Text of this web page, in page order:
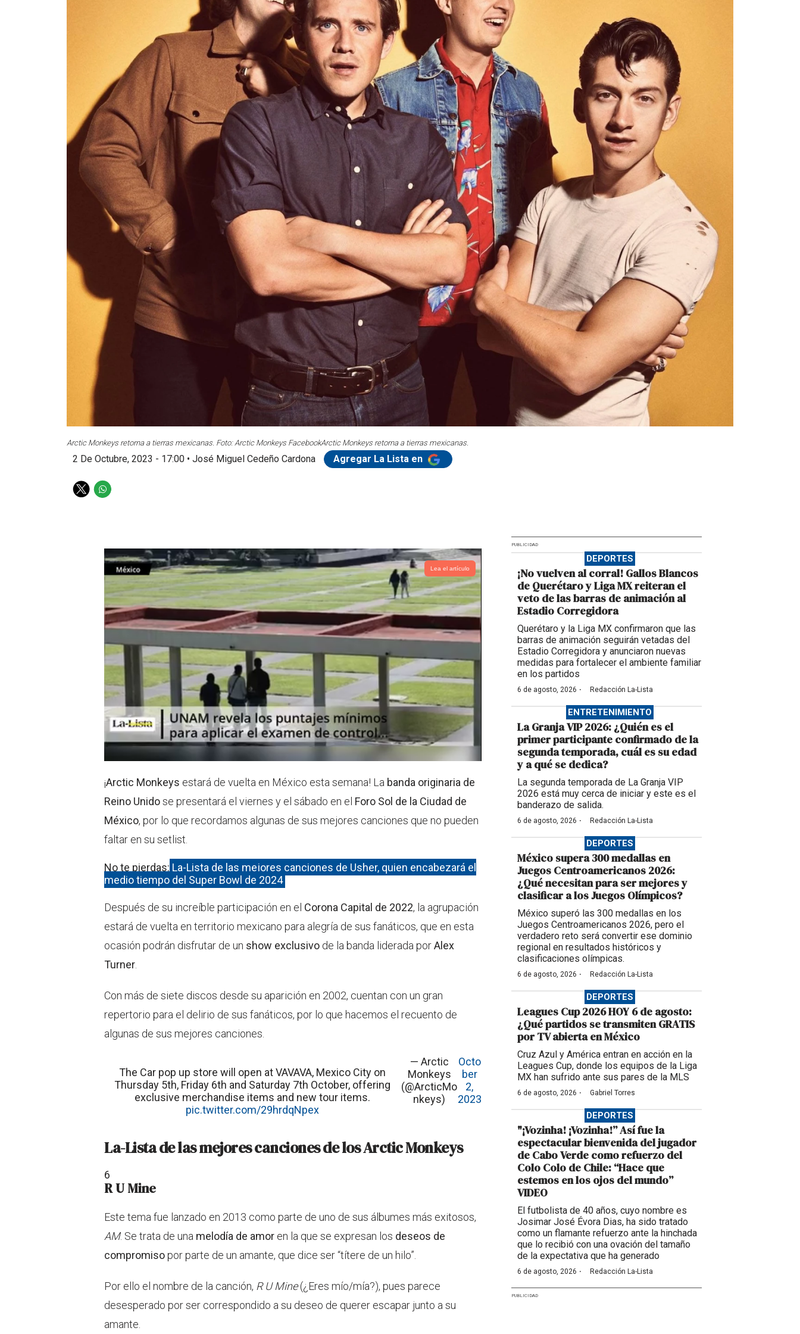
Arctic Monkeys retorna a tierras mexicanas. Foto: Arctic Monkeys FacebookArctic Monkeys retorna a tierras mexicanas.
2 De Octubre, 2023 - 17:00 • José Miguel Cedeño Cardona Agregar La Lista en
T
W
a
p
Lea el artículo
¡Arctic Monkeys estará de vuelta en México esta semana! La banda originaria de
Reino Unidose presentará el viernes y el sábado en el Foro Sol de la Ciudad de
México, por lo que recordamos algunas de sus mejores canciones que no pueden
faltar en su setlist.
No te pierdas: La-Lista de las mejores canciones de Usher, quien encabezará el
medio tiempo del Super Bowl de 2024
Después de su increíble participación en el Corona Capital de 2022, la agrupación
estará de vuelta en territorio mexicano para alegría de sus fanáticos, que en esta
ocasión podrán disfrutar de un show exclusivo de la banda liderada porAlex
Turner
Con más de siete discos desde su aparición en 2002, cuentan con un gran
repertorio para el delirio de sus fanáticos, por lo que hacemos el recuento de
algunas de sus mejores canciones.
The Car pop up store will open at VAVAVA, Mexico City on
Thursday 5th, Friday 6th and Saturday 7th October, offering
exclusive merchandise items and new tour items.
pic.twitter.com/29hrdqNpex
— Arctic
Monkeys
(@ArcticMo
nkeys)
Octo
ber
2,
2023
La-Lista de las mejores canciones de los Arctic Monkeys
6
R U Mine
Este tema fue lanzado en 2013 como parte de uno de sus álbumes más exitosos,
AM. Se trata de una melodía de amor en la que se expresan los deseos de
compromisopor parte de un amante, que dice ser “títere de un hilo”.
Por ello el nombre de la canción, R U Mine(¿Eres mío/mía?), pues parece
desesperado por ser correspondido a su deseo de querer escapar junto a su
amante.
PUBLICIDAD
DEPORTES
¡No vuelven al corral! Gallos Blancos
de Querétaro y Liga MX reiteran el
veto de las barras de animación al
Estadio Corregidora
Querétaro y la Liga MX confirmaron que las
barras de animación seguirán vetadas del
Estadio Corregidora y anunciaron nuevas
medidas para fortalecer el ambiente familiar
en los partidos
6 de agosto, 2026 · Redacción La-Lista
ENTRETENIMIENTO
La Granja VIP 2026: ¿Quién es el
primer participante confirmado de la
segunda temporada, cuál es su edad
y a qué se dedica?
La segunda temporada de La Granja VIP
2026 está muy cerca de iniciar y este es el
banderazo de salida.
6 de agosto, 2026 · Redacción La-Lista
DEPORTES
México supera 300 medallas en
Juegos Centroamericanos 2026:
¿Qué necesitan para ser mejores y
clasificar a los Juegos Olímpicos?
México superó las 300 medallas en los
Juegos Centroamericanos 2026, pero el
verdadero reto será convertir ese dominio
regional en resultados históricos y
clasificaciones olímpicas.
6 de agosto, 2026 · Redacción La-Lista
DEPORTES
Leagues Cup 2026 HOY 6 de agosto:
¿Qué partidos se transmiten GRATIS
por TV abierta en México
Cruz Azul y América entran en acción en la
Leagues Cup, donde los equipos de la Liga
MX han sufrido ante sus pares de la MLS
6 de agosto, 2026 · Gabriel Torres
DEPORTES
"¡Vozinha! ¡Vozinha!” Así fue la
espectacular bienvenida del jugador
de Cabo Verde como refuerzo del
Colo Colo de Chile: “Hace que
estemos en los ojos del mundo”
VIDEO
El futbolista de 40 años, cuyo nombre es
Josimar José Évora Dias, ha sido tratado
como un flamante refuerzo ante la hinchada
que lo recibió con una ovación del tamaño
de la expectativa que ha generado
6 de agosto, 2026 · Redacción La-Lista
PUBLICIDAD